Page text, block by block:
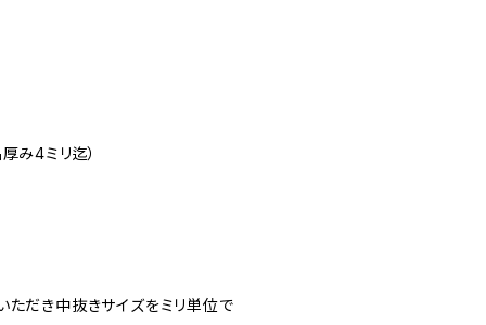
み4ミリ迄）
ただき中抜きサイズをミリ単位で